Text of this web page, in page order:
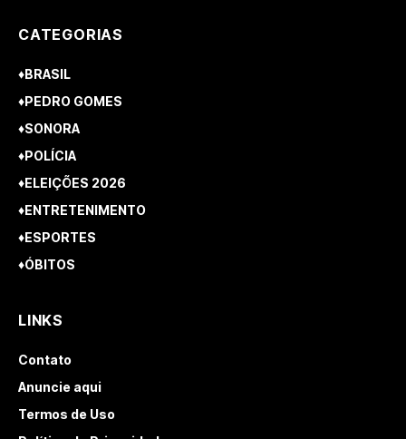
CATEGORIAS
♦BRASIL
♦PEDRO GOMES
♦SONORA
♦POLÍCIA
♦ELEIÇÕES 2026
♦ENTRETENIMENTO
♦ESPORTES
♦ÓBITOS
LINKS
Contato
Anuncie aqui
Termos de Uso